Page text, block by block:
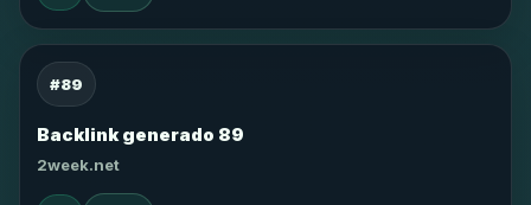
#89
Backlink generado 89
2week.net